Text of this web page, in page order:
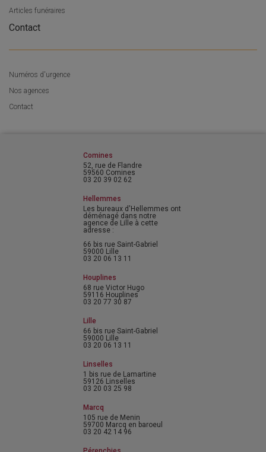
Articles funéraires
Contact
Numéros d'urgence
Nos agences
Contact
Comines
52, rue de Flandre
59560 Comines
03 20 39 02 62
Hellemmes
Les bureaux d'Hellemmes ont
déménagé dans notre
agence de Lille à cette
adresse :
66 bis rue Saint-Gabriel
59000 Lille
03 20 06 13 11
Houplines
68 rue Victor Hugo
59116 Houplines
03 20 77 30 87
Lille
66 bis rue Saint-Gabriel
59000 Lille
03 20 06 13 11
Linselles
1 bis rue de Lamartine
59126 Linselles
03 20 03 25 98
Marcq
105 rue de Menin
59700 Marcq en baroeul
03 20 42 14 96